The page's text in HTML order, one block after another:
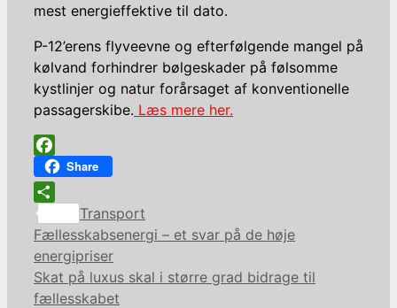
mest energieffektive til dato.
P-12’erens flyveevne og efterfølgende mangel på
kølvand forhindrer bølgeskader på følsomme
kystlinjer og natur forårsaget af konventionelle
passagerskibe. Læs mere her.
Facebook
Share
Share
Kategorier
Transport
Fællesskabsenergi – et svar på de høje
energipriser
Skat på luxus skal i større grad bidrage til
fællesskabet